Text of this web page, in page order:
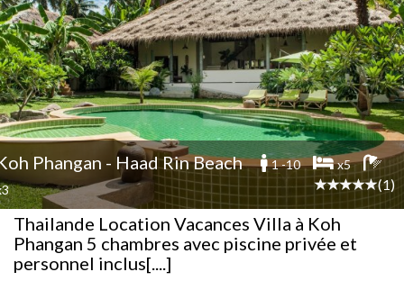
Phangan - Haad Rin Beach 1 -10
x5
(1)
Thailande Location Vacances Villa à Koh
Phangan 5 chambres avec piscine privée et
personnel inclus[....]